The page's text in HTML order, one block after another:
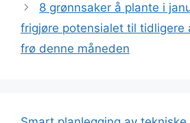
8 grønnsaker å plante i
frigjøre potensialet til tidligere
frø denne måneden